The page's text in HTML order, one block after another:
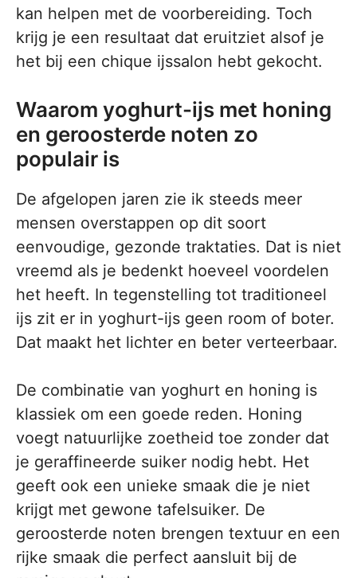
kan helpen met de voorbereiding. Toch
krijg je een resultaat dat eruitziet alsof je
het bij een chique ijssalon hebt gekocht.
Waarom yoghurt-ijs met honing
en geroosterde noten zo
populair is
De afgelopen jaren zie ik steeds meer
mensen overstappen op dit soort
eenvoudige, gezonde traktaties. Dat is niet
vreemd als je bedenkt hoeveel voordelen
het heeft. In tegenstelling tot traditioneel
ijs zit er in yoghurt-ijs geen room of boter.
Dat maakt het lichter en beter verteerbaar.
De combinatie van yoghurt en honing is
klassiek om een goede reden. Honing
voegt natuurlijke zoetheid toe zonder dat
je geraffineerde suiker nodig hebt. Het
geeft ook een unieke smaak die je niet
krijgt met gewone tafelsuiker. De
geroosterde noten brengen textuur en een
rijke smaak die perfect aansluit bij de